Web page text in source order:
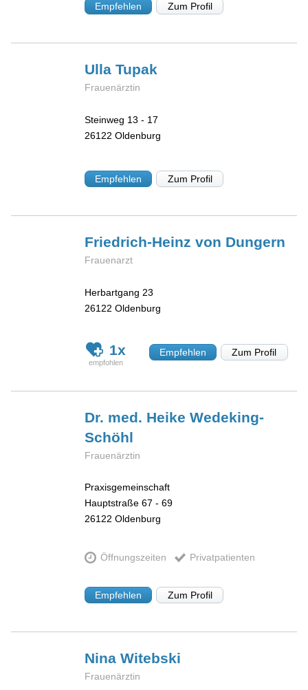
Empfehlen Zum Profil
UllaTupak
Frauenärztin
Steinweg 13 - 17
26122 Oldenburg
Empfehlen Zum Profil
Friedrich-Heinzvon Dungern
Frauenarzt
Herbartgang 23
26122 Oldenburg
1x Empfehlen Zum Profil
Dr. med. HeikeWedeking-
Schöhl
Frauenärztin
Praxisgemeinschaft
Hauptstraße 67 - 69
26122 Oldenburg
Öffnungszeiten Privatpatienten
Empfehlen Zum Profil
NinaWitebski
Frauenärztin